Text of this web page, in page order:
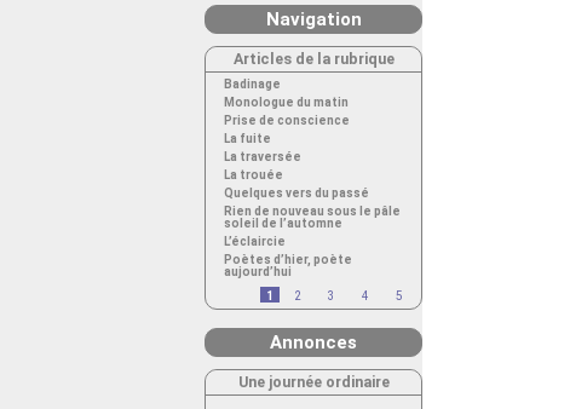
Navigation
Articles de la rubrique
Badinage
Monologue du matin
Prise de conscience
La fuite
La traversée
La trouée
Quelques vers du passé
Rien de nouveau sous le pâle
soleil de l’automne
L’éclaircie
Poètes d’hier, poète
aujourd’hui
1
2 3 4 5
Annonces
Une journée ordinaire